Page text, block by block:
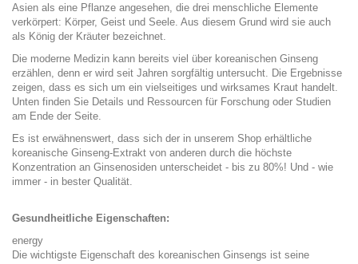
Asien als eine Pflanze angesehen, die drei menschliche Elemente
verkörpert: Körper, Geist und Seele. Aus diesem Grund wird sie auch
als König der Kräuter bezeichnet.
Die moderne Medizin kann bereits viel über koreanischen Ginseng
erzählen, denn er wird seit Jahren sorgfältig untersucht. Die Ergebnisse
zeigen, dass es sich um ein vielseitiges und wirksames Kraut handelt.
Unten finden Sie Details und Ressourcen für Forschung oder Studien
am Ende der Seite.
Es ist erwähnenswert, dass sich der in unserem Shop erhältliche
koreanische Ginseng-Extrakt von anderen durch die höchste
Konzentration an Ginsenosiden unterscheidet - bis zu 80%! Und - wie
immer - in bester Qualität.
Gesundheitliche Eigenschaften:
energy
Die wichtigste Eigenschaft des koreanischen Ginsengs ist seine